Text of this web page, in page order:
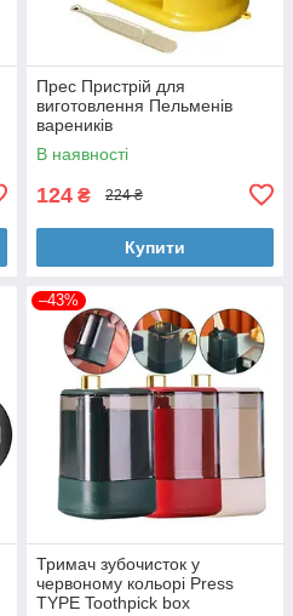
Прес Пристрій для
виготовлення Пельменів
вареників
В наявності
124 ₴ 224 ₴
Купити
–43%
Тримач зубочисток у
червоному кольорі Press
TYPE Toothpick box